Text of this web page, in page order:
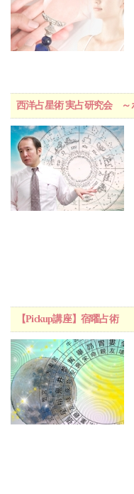
西洋占星術 実占研究会 ～
【Pickup講座】宿曜占術